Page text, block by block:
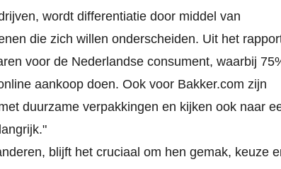
wordt differentiatie door middel van
die zich willen onderscheiden. Uit het
voor de Nederlandse consument, waarbij
aankoop doen. Ook voor Bakker.com zijn
duurzame verpakkingen en kijken ook naar
blijft het cruciaal om hen gemak, keuze